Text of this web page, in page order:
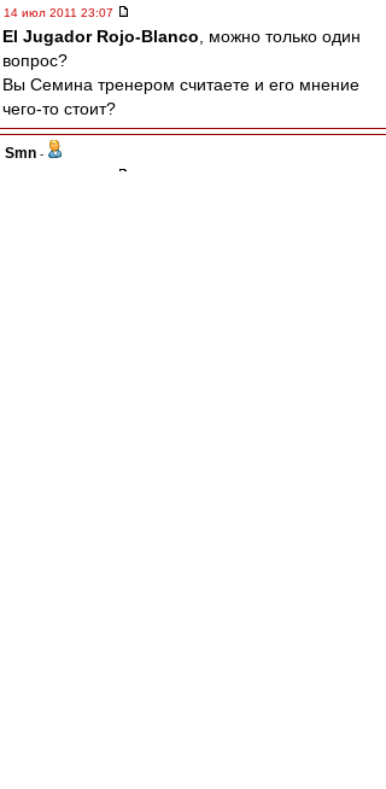
14 июл 2011 23:07
El Jugador Rojo-Blanco , можно только один
вопрос?
Вы Семина тренером считаете и его мнение
чего-то стоит?
Smn -